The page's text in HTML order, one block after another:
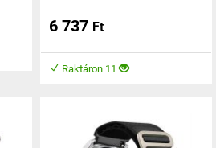
6 737 Ft
Raktáron 11